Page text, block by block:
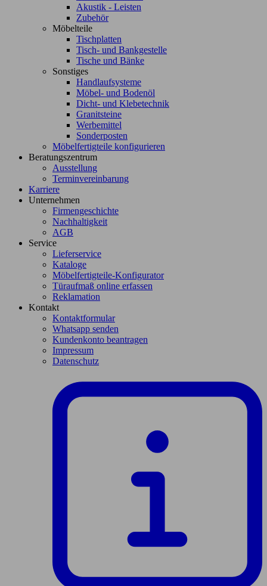
Akustik - Leisten
Zubehör
Möbelteile
Tischplatten
Tisch- und Bankgestelle
Tische und Bänke
Sonstiges
Handlaufsysteme
Möbel- und Bodenöl
Dicht- und Klebetechnik
Granitsteine
Werbemittel
Sonderposten
Möbelfertigteile konfigurieren
Beratungszentrum
Ausstellung
Terminvereinbarung
Karriere
Unternehmen
Firmengeschichte
Nachhaltigkeit
AGB
Service
Lieferservice
Kataloge
Möbelfertigteile-Konfigurator
Türaufmaß online erfassen
Reklamation
Kontakt
Kontaktformular
Whatsapp senden
Kundenkonto beantragen
Impressum
Datenschutz